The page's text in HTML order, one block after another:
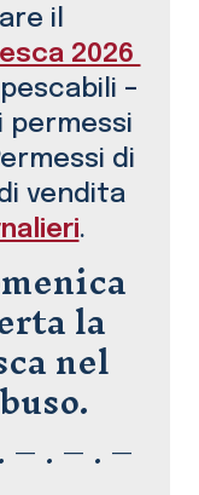
il
2026
–
permessi
di
vendita
.
la
nel
. – . –